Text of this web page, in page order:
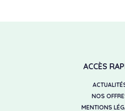
ACCÈS
NOS
MENTIONS